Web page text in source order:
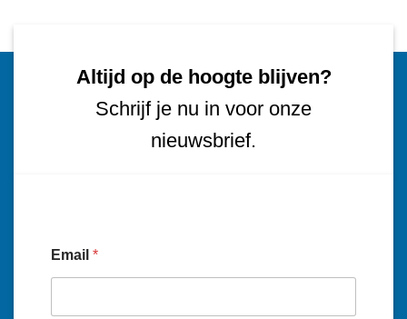
Altijd op de hoogte blijven?
Schrijf je nu in voor onze
nieuwsbrief.
Email *